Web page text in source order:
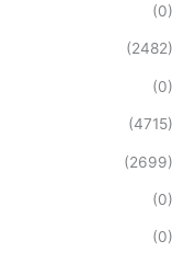
(0)
(2482)
(0)
(4715)
(2699)
(0)
(0)